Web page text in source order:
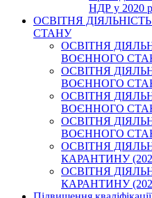
НДР у 2020
ОСВІТНЯ
СТАНУ
ОСВІТНЯ
ВОЄННОГО
ОСВІТНЯ
ВОЄННОГО
ОСВІТНЯ
ВОЄННОГО
ОСВІТНЯ
ВОЄННОГО
ОСВІТНЯ
КАРАНТИНУ
ОСВІТНЯ
КАРАНТИНУ